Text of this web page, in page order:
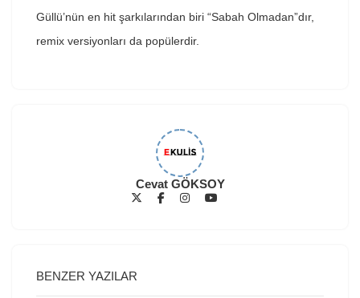
Güllü’nün en hit şarkılarından biri “Sabah Olmadan”dır,
remix versiyonları da popülerdir.
Cevat GÖKSOY
BENZER YAZILAR